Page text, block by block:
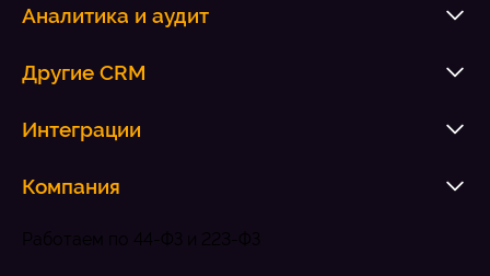
Аналитика и аудит
Другие CRM
Интеграции
Компания
Работаем по 44-ФЗ и 223-ФЗ